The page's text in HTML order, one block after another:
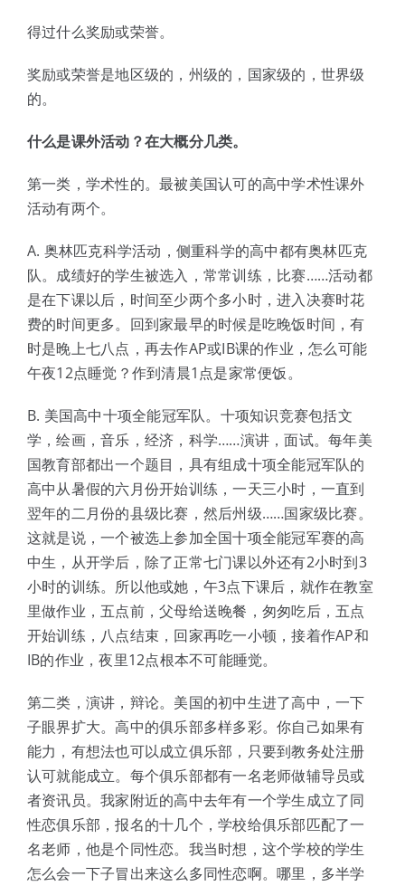
得过什么奖励或荣誉。
奖励或荣誉是地区级的，州级的，国家级的，世界级
的。
什么是课外活动？在大概分几类。
第一类，学术性的。最被美国认可的高中学术性课外
活动有两个。
A. 奥林匹克科学活动，侧重科学的高中都有奥林匹克
队。成绩好的学生被选入，常常训练，比赛……活动都
是在下课以后，时间至少两个多小时，进入决赛时花
费的时间更多。回到家最早的时候是吃晚饭时间，有
时是晚上七八点，再去作AP或IB课的作业，怎么可能
午夜12点睡觉？作到清晨1点是家常便饭。
B. 美国高中十项全能冠军队。十项知识竞赛包括文
学，绘画，音乐，经济，科学……演讲，面试。每年美
国教育部都出一个题目，具有组成十项全能冠军队的
高中从暑假的六月份开始训练，一天三小时，一直到
翌年的二月份的县级比赛，然后州级……国家级比赛。
这就是说，一个被选上参加全国十项全能冠军赛的高
中生，从开学后，除了正常七门课以外还有2小时到3
小时的训练。所以他或她，午3点下课后，就作在教室
里做作业，五点前，父母给送晚餐，匆匆吃后，五点
开始训练，八点结束，回家再吃一小顿，接着作AP和
IB的作业，夜里12点根本不可能睡觉。
第二类，演讲，辩论。美国的初中生进了高中，一下
子眼界扩大。高中的俱乐部多样多彩。你自己如果有
能力，有想法也可以成立俱乐部，只要到教务处注册
认可就能成立。每个俱乐部都有一名老师做辅导员或
者资讯员。我家附近的高中去年有一个学生成立了同
性恋俱乐部，报名的十几个，学校给俱乐部匹配了一
名老师，他是个同性恋。我当时想，这个学校的学生
怎么会一下子冒出来这么多同性恋啊。哪里，多半学